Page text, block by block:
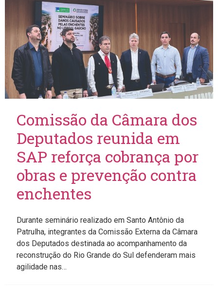
Comissão da Câmara dos
Deputados reunida em
SAP reforça cobrança por
obras e prevenção contra
enchentes
Durante seminário realizado em Santo Antônio da
Patrulha, integrantes da Comissão Externa da Câmara
dos Deputados destinada ao acompanhamento da
reconstrução do Rio Grande do Sul defenderam mais
agilidade nas…